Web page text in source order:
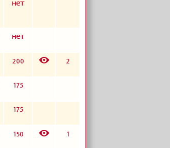
а
а
200 E 2
175
175
150 E 1